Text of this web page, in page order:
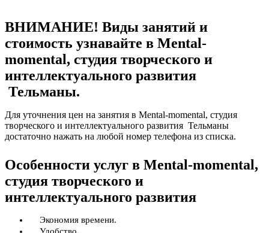
ВНИМАНИЕ! Виды занятий и
стоимость узнавайте в Mental-
momental, студия творческого и
интеллектуального развития
Тельманы.
Для уточнения цен на занятия в Mental-momental, студия
творческого и интеллектуального развития Тельманы
достаточно нажать на любой номер телефона из списка.
Особенности услуг в Mental-momental,
студия творческого и
интеллектуального развития
Экономия времени.
Удобство.